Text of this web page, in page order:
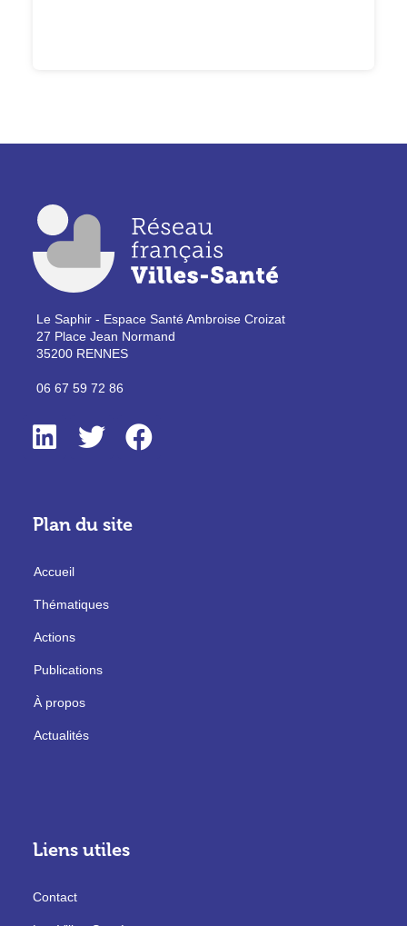
Le Saphir - Espace Santé Ambroise Croizat
27 Place Jean Normand
35200 RENNES
06 67 59 72 86
Plan du site
Accueil
Thématiques
Actions
Publications
À propos
Actualités
Liens utiles
Contact